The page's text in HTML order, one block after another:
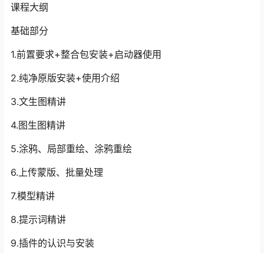
课程大纲
基础部分
1.前置要求+整合包安装+启动器使用
2.纯净原版安装+使用介绍
3.文生图精讲
4.图生图精讲
5.涂鸦、局部重绘、涂鸦重绘
6.上传蒙版、批量处理
7.模型精讲
8.提示词精讲
9.插件的认识与安装